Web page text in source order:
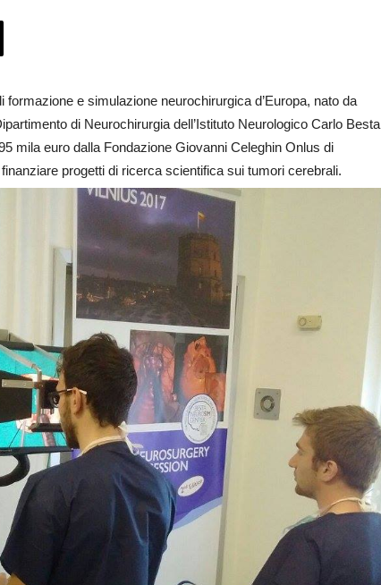
e simulazione neurochirurgica d’Europa, nato da
di Neurochirurgia dell’Istituto Neurologico Carlo Besta
mila euro dalla Fondazione Giovanni Celeghin Onlus di
progetti di ricerca scientifica sui tumori cerebrali.